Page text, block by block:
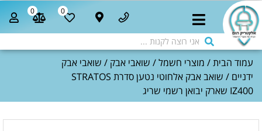
0
0
עמוד הבית/ מוצרי חשמל/ שואבי אבק / שואבי אבק
ידניים
/ שואב אבק אלחוטי נטען סדרת STRATOS
IZ400 שארק יבואן רשמי שריג